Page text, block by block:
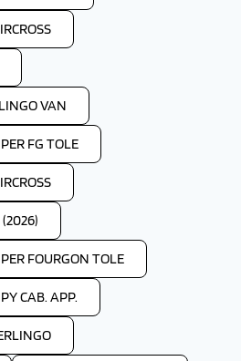
VAN
FG TOLE
FOURGON TOLE
CAB. APP.